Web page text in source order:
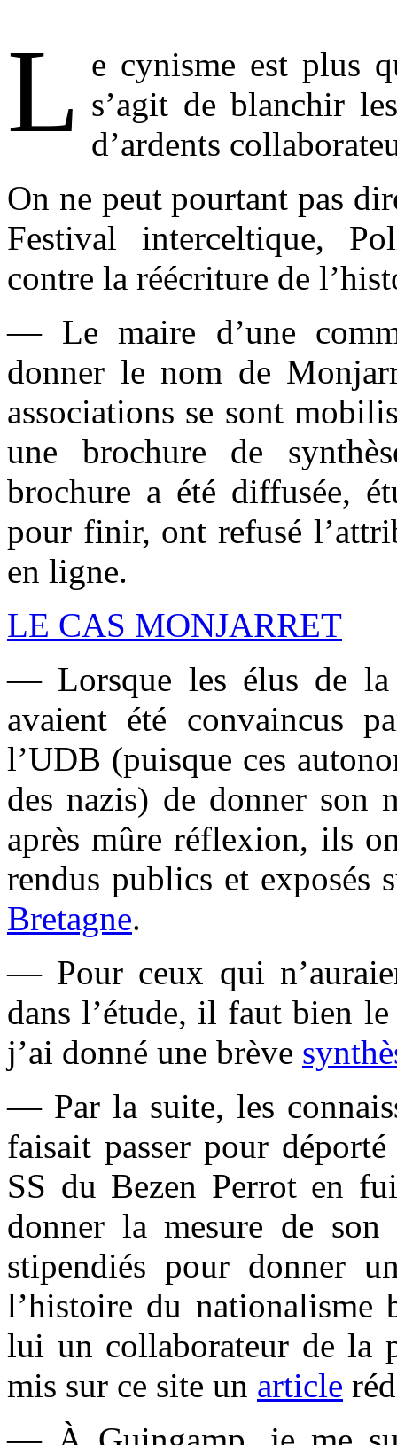
L e cynisme est plus
s’agit de blanchir
d’ardents
On ne peut pourtant pas
Festival interceltique,
contre la réécriture de
— Le maire d’une
donner le nom de
associations se sont
une brochure de
brochure a été diffusée,
pour finir, ont refusé
en ligne.
LE CAS MONJARRET
— Lorsque les élus de la
avaient été convaincus
l’UDB (puisque ces
des nazis) de donner son
après mûre réflexion, ils
rendus publics et exposés
Bretagne.
— Pour ceux qui
dans l’étude, il faut bien
j’ai donné une brève
— Par la suite, les
faisait passer pour
SS du Bezen Perrot en
donner la mesure de
stipendiés pour donner
l’histoire du nationalisme
lui un collaborateur de la
mis sur ce site un article